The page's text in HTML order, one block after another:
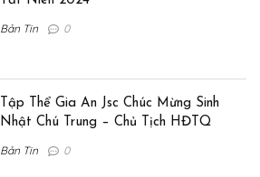
Bản Tin 0
Tập Thể Gia An Jsc Chúc Mừng Sinh
Nhật Chú Trung – Chủ Tịch HĐTQ
Bản Tin 0